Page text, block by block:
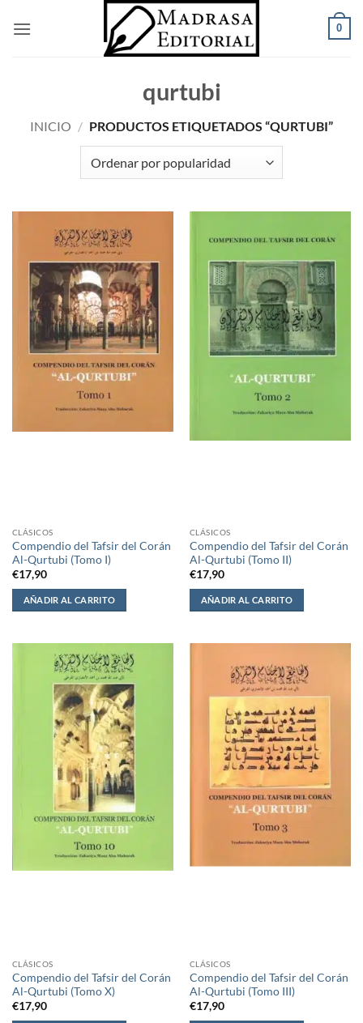
0
qurtubi
INICIO / PRODUCTOS ETIQUETADOS “QURTUBI”
CLÁSICOS
Compendio del Tafsir del Corán
Al-Qurtubi (Tomo I)
€17,90
AÑADIR AL CARRITO
CLÁSICOS
Compendio del Tafsir del Corán
Al-Qurtubi (Tomo II)
€17,90
AÑADIR AL CARRITO
CLÁSICOS
Compendio del Tafsir del Corán
Al-Qurtubi (Tomo X)
€17,90
CLÁSICOS
Compendio del Tafsir del Corán
Al-Qurtubi (Tomo III)
€17,90